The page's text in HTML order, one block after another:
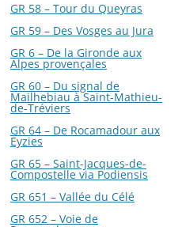
GR 58 – Tour du Queyras
GR 59 – Des Vosges au Jura
GR 6 – De la Gironde aux
Alpes provençales
GR 60 – Du signal de
Mailhebiau à Saint-Mathieu-
de-Tréviers
GR 64 – De Rocamadour aux
Eyzies
GR 65 – Saint-Jacques-de-
Compostelle via Podiensis
GR 651 – Vallée du Célé
GR 652 – Voie de